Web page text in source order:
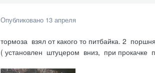
Опубликовано 13 апреля
тормоза взял от какого то питбайка. 2
( установлен штуцером вниз, при прокачке